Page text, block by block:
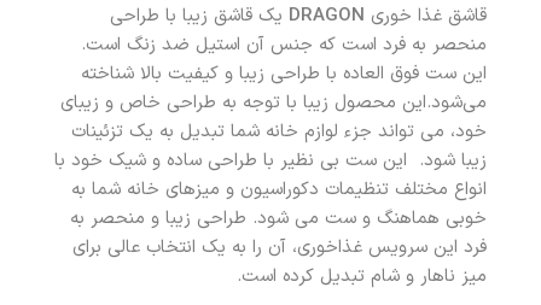
قاشق غذا خوری DRAGON یک قاشق زیبا با طراحی
منحصر به فرد است که جنس آن استیل ضد زنگ است.
این ست فوق العاده با طراحی زیبا و کیفیت بالا شناخته
می‌شود.این محصول زیبا با توجه به طراحی خاص و زیبای
خود، می تواند جزء لوازم خانه شما تبدیل به یک تزئینات
زیبا شود. این ست بی نظیر با طراحی ساده و شیک خود با
انواع مختلف تنظیمات دکوراسیون و میزهای خانه شما به
خوبی هماهنگ و ست می شود. طراحی زیبا و منحصر به
فرد این سرویس غذاخوری، آن را به یک انتخاب عالی برای
میز ناهار و شام تبدیل کرده است.